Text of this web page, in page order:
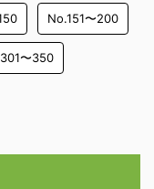
No.151〜200
〜350